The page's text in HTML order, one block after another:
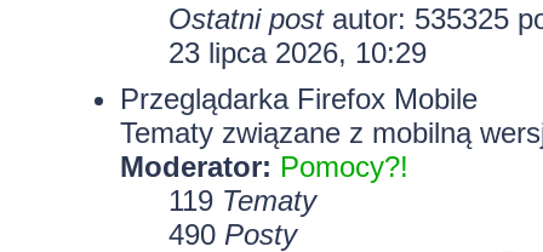
Ostatni postautor: 535325
23 lipca 2026, 10:29
Przeglądarka Firefox Mobile
Tematy związane z mobilną
Moderator: Pomocy?!
119 Tematy
490 Posty